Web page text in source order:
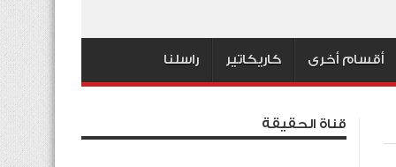
أقسام أخرى كاريكاتير راسلنا
قناة الحقيقة